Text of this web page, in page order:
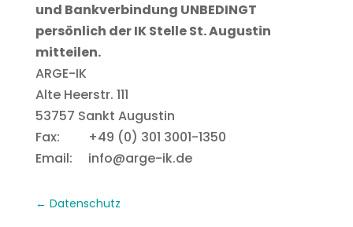
und Bankverbindung UNBEDINGT
persönlich der IK Stelle St. Augustin
mitteilen.
ARGE-IK
Alte Heerstr. 111
53757 Sankt Augustin
Fax: +49 (0) 301 3001-1350
Email: info@arge-ik.de
Datenschutz